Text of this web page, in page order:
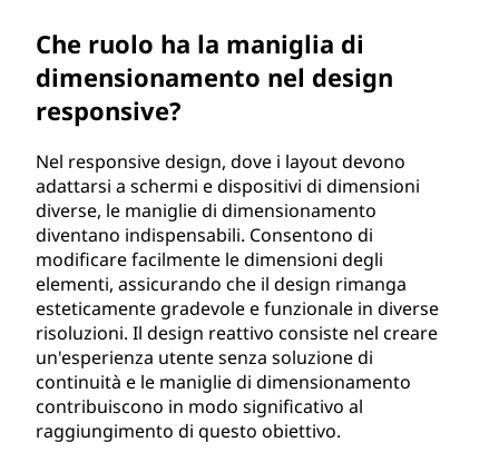
Che ruolo ha la maniglia di
dimensionamento nel design
responsive?
Nel responsive design, dove i layout devono
adattarsi a schermi e dispositivi di dimensioni
diverse, le maniglie di dimensionamento
diventano indispensabili. Consentono di
modificare facilmente le dimensioni degli
elementi, assicurando che il design rimanga
esteticamente gradevole e funzionale in diverse
risoluzioni. Il design reattivo consiste nel creare
un'esperienza utente senza soluzione di
continuità e le maniglie di dimensionamento
contribuiscono in modo significativo al
raggiungimento di questo obiettivo.